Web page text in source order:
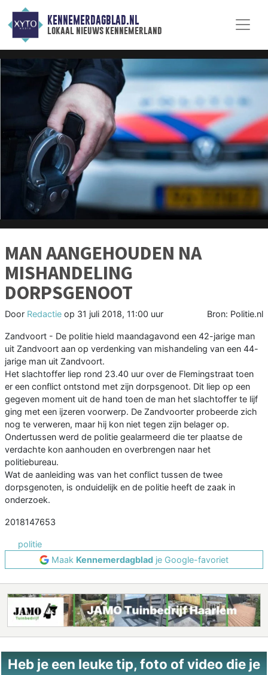
KENNEMERDAGBLAD.NL
lokaal nieuws kennemerland
MAN AANGEHOUDEN NA
MISHANDELING
DORPSGENOOT
Door Redactie op 31 juli 2018, 11:00 uur Bron: Politie.nl
Zandvoort - De politie hield maandagavond een 42-jarige man
uit Zandvoort aan op verdenking van mishandeling van een 44-
jarige man uit Zandvoort.
Het slachtoffer liep rond 23.40 uur over de Flemingstraat toen
er een conflict ontstond met zijn dorpsgenoot. Dit liep op een
gegeven moment uit de hand toen de man het slachtoffer te lijf
ging met een ijzeren voorwerp. De Zandvoorter probeerde zich
nog te verweren, maar hij kon niet tegen zijn belager op.
Ondertussen werd de politie gealarmeerd die ter plaatse de
verdachte kon aanhouden en overbrengen naar het
politiebureau.
Wat de aanleiding was van het conflict tussen de twee
dorpsgenoten, is onduidelijk en de politie heeft de zaak in
onderzoek.
2018147653
politie
Maak Kennemerdagblad je Google-favoriet
Heb je een leuke tip, foto of video die je